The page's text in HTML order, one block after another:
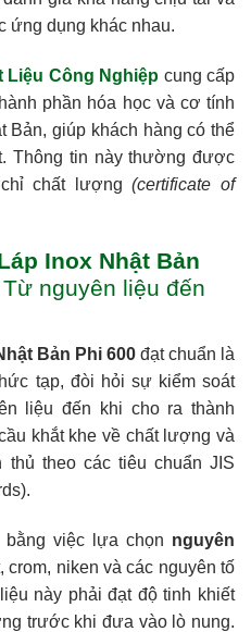
ứng dụng khác nhau.
Liệu Công Nghiệp cung cấp
phần hóa học và cơ tính
Bản, giúp khách hàng có thể
Thông tin này thường được
chỉ chất lượng(certificate of
Inox Nhật Bản
nguyên liệu đến
Bản Phi 600 đạt chuẩn là
tạp, đòi hỏi sự kiểm soát
liệu đến khi cho ra thành
khắt khe về chất lượng và
thủ theo các tiêu chuẩn JIS
bằng việc lựa chọn nguyên
crom, niken và các nguyên tố
này phải đạt độ tinh khiết
trước khi đưa vào lò nung.